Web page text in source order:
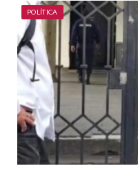
POLÍTICA